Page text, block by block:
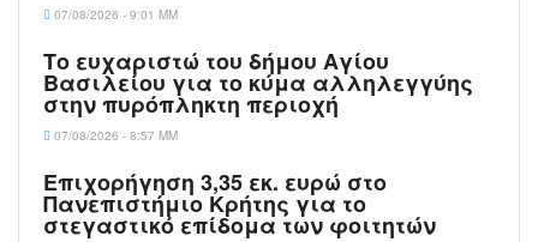
07/08/2026 - 9:01 ΜΜ
Το ευχαριστώ του δήμου Αγίου
Βασιλείου για το κύμα αλληλεγγύης
στην πυρόπληκτη περιοχή
07/08/2026 - 8:57 ΜΜ
Επιχορήγηση 3,35 εκ. ευρώ στο
Πανεπιστήμιο Κρήτης για το
στεγαστικό επίδομα των φοιτητών